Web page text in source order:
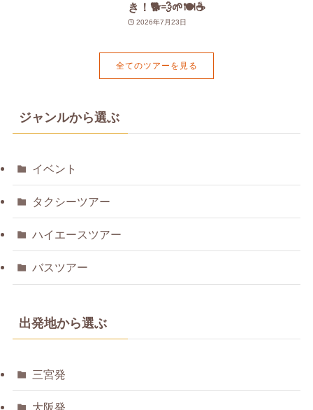
き！🐕💨🌱🍽️☕️
2026年7月23日
全てのツアーを見る
ジャンルから選ぶ
イベント
タクシーツアー
ハイエースツアー
バスツアー
出発地から選ぶ
三宮発
大阪発